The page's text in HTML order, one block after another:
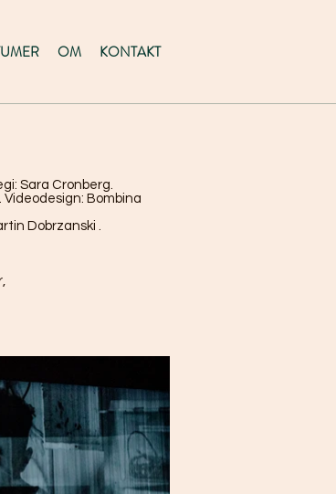
OM KONTAKT
Sara Cronberg.
Videodesign: Bombina
Dobrzanski .